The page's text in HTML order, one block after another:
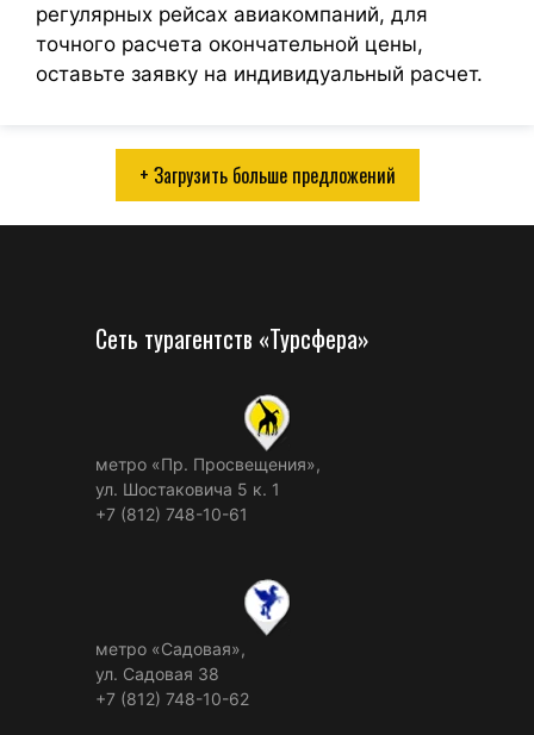
регулярных рейсах авиакомпаний, для
точного расчета окончательной цены,
оставьте заявку на индивидуальный расчет.
+ Загрузить больше предложений
Сеть турагентств «Турсфера»
метро «Пр. Просвещения»,
ул. Шостаковича 5 к. 1
+7 (812) 748-10-61
метро «Садовая»,
ул. Садовая 38
+7 (812) 748-10-62